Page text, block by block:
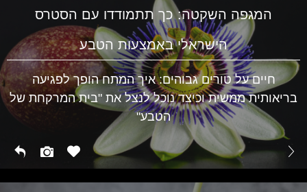
המגפה השקטה: כך תתמודדו עם הסטרס
הישראלי באמצעות הטבע
חיים על טורים גבוהים: איך המתח הופך לפגיעה
בריאותית ממשית וכיצד נוכל לנצל את "בית המרקחת של
הטבע"